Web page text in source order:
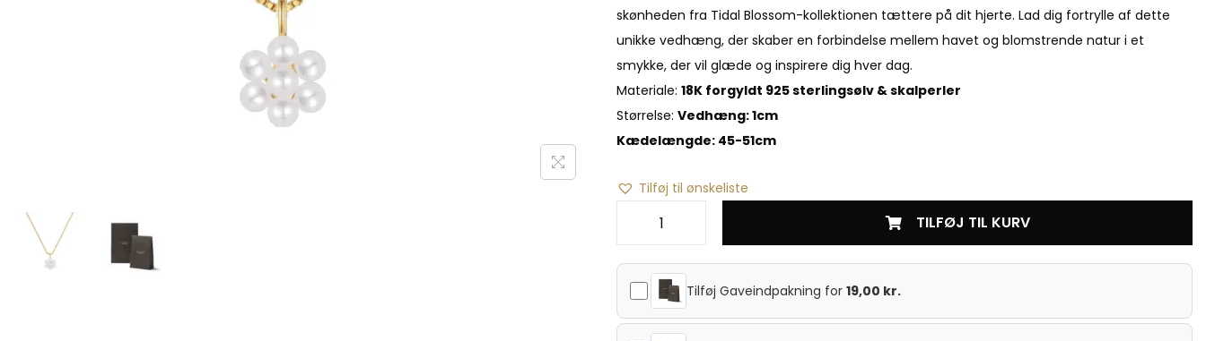
skønheden fra Tidal Blossom-kollektionen tættere på dit hjerte. Lad dig fortrylle af dette
unikke vedhæng, der skaber en forbindelse mellem havet og blomstrende natur i et
smykke, der vil glæde og inspirere dig hver dag.
Materiale: 18K forgyldt 925 sterlingsølv & skalperler
Størrelse: Vedhæng: 1cm
Kædelængde: 45-51cm
Tilføj til ønskeliste
TILFØJ TIL KURV
Tilføj Gaveindpakning for 19,00 kr.